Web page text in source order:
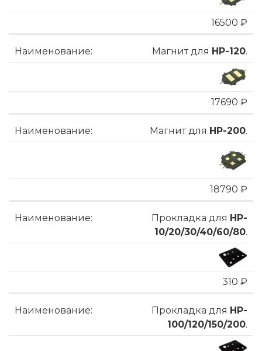
16500 ₽
Магнит для HP-120.
17690 ₽
Магнит для HP-200.
18790 ₽
Прокладка для HP-
10/20/30/40/60/80.
310 ₽
Прокладка для HP-
100/120/150/200.